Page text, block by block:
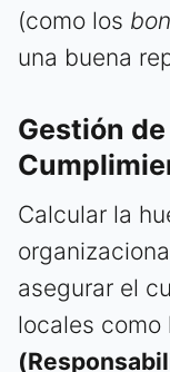
(como los
una buena
Gestión
Calcular la
asegurar el
locales como